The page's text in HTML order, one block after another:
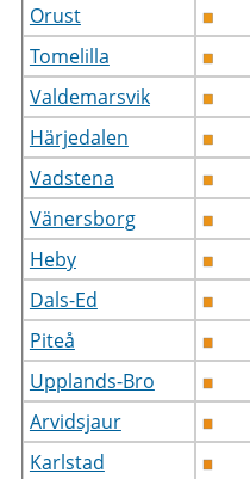
Orust
Tomelilla
Valdemarsvik
Härjedalen
Vadstena
Vänersborg
Heby
Dals-Ed
Piteå
Upplands-Bro
Arvidsjaur
Karlstad